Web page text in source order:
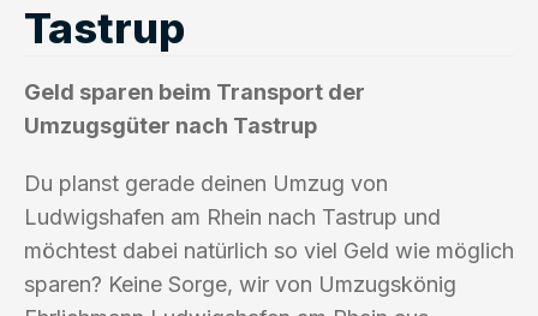
Tastrup
Geld sparen beim Transport der
Umzugsgüter nach Tastrup
Du planst gerade deinen Umzug von
Ludwigshafen am Rhein nach Tastrup und
möchtest dabei natürlich so viel Geld wie möglich
sparen? Keine Sorge, wir von Umzugskönig